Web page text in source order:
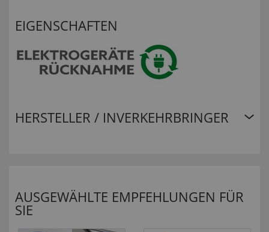
EIGENSCHAFTEN
HERSTELLER / INVERKEHRBRINGER
AUSGEWÄHLTE EMPFEHLUNGEN FÜR
SIE